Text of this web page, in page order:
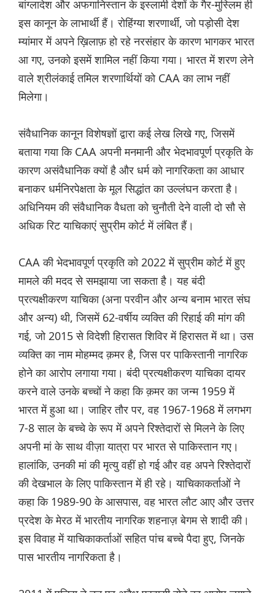
बांग्लादेश और अफगानिस्तान के इस्लामी देशों के गैर-मुस्लिम ही
इस कानून के लाभार्थी हैं। रोहिंग्या शरणार्थी, जो पड़ोसी देश
म्यांमार में अपने ख़िलाफ़ हो रहे नरसंहार के कारण भागकर भारत
आ गए, उनको इसमें शामिल नहीं किया गया। भारत में शरण लेने
वाले श्रीलंकाई तमिल शरणार्थियों को CAA का लाभ नहीं
मिलेगा।
संवैधानिक कानून विशेषज्ञों द्वारा कई लेख लिखे गए, जिसमें
बताया गया कि CAA अपनी मनमानी और भेदभावपूर्ण प्रकृति के
कारण असंवैधानिक क्यों है और धर्म को नागरिकता का आधार
बनाकर धर्मनिरपेक्षता के मूल सिद्धांत का उल्लंघन करता है।
अधिनियम की संवैधानिक वैधता को चुनौती देने वाली दो सौ से
अधिक रिट याचिकाएं सुप्रीम कोर्ट में लंबित हैं।
CAA की भेदभावपूर्ण प्रकृति को 2022 में सुप्रीम कोर्ट में हुए
मामले की मदद से समझाया जा सकता है। यह बंदी
प्रत्यक्षीकरण याचिका (अना परवीन और अन्य बनाम भारत संघ
और अन्य) थी, जिसमें 62-वर्षीय व्यक्ति की रिहाई की मांग की
गई, जो 2015 से विदेशी हिरासत शिविर में हिरासत में था। उस
व्यक्ति का नाम मोहम्मद क़मर है, जिस पर पाकिस्तानी नागरिक
होने का आरोप लगाया गया। बंदी प्रत्यक्षीकरण याचिका दायर
करने वाले उनके बच्चों ने कहा कि क़मर का जन्म 1959 में
भारत में हुआ था। जाहिर तौर पर, वह 1967-1968 में लगभग
7-8 साल के बच्चे के रूप में अपने रिश्तेदारों से मिलने के लिए
अपनी मां के साथ वीज़ा यात्रा पर भारत से पाकिस्तान गए।
हालांकि, उनकी मां की मृत्यु वहीं हो गई और वह अपने रिश्तेदारों
की देखभाल के लिए पाकिस्तान में ही रहे। याचिकाकर्ताओं ने
कहा कि 1989-90 के आसपास, वह भारत लौट आए और उत्तर
प्रदेश के मेरठ में भारतीय नागरिक शहनाज़ बेगम से शादी की।
इस विवाह में याचिकाकर्ताओं सहित पांच बच्चे पैदा हुए, जिनके
पास भारतीय नागरिकता है।